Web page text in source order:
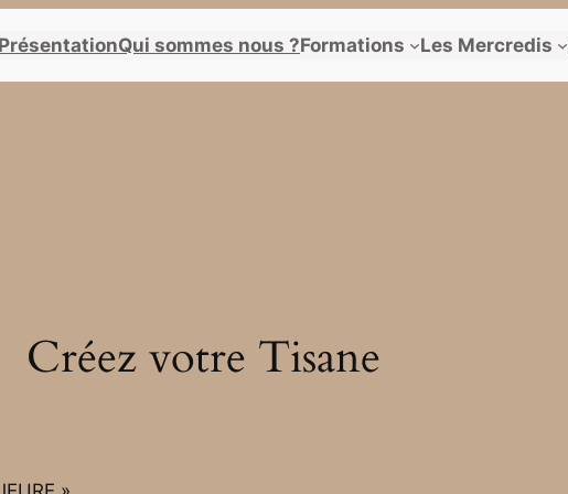
PrésentationQui sommes nous ?Formations Les Mercredis
Créez votre Tisane